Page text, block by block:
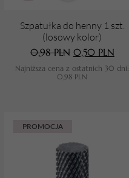
i radełka
do pedicure
Professional
Szpatułka do henny 1 szt.
(losowy kolor)
0,98PLN 0,50 PLN
Najniższa cena z ostatnich 30 dni:
0,98 PLN
PROMOCJA